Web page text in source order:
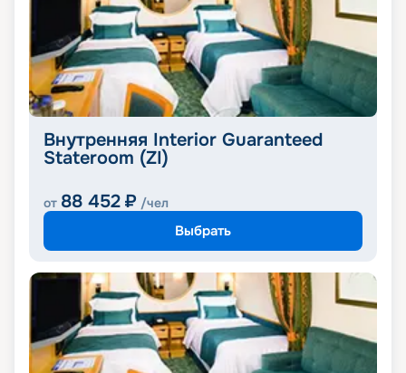
Внутренняя Interior Guaranteed
Stateroom (ZI)
от 88 452 ₽ /чел
Выбрать